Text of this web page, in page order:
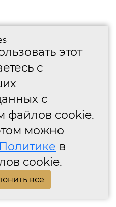
этот
с
с
файлов cookie.
можно
Политике в
cookie.
все